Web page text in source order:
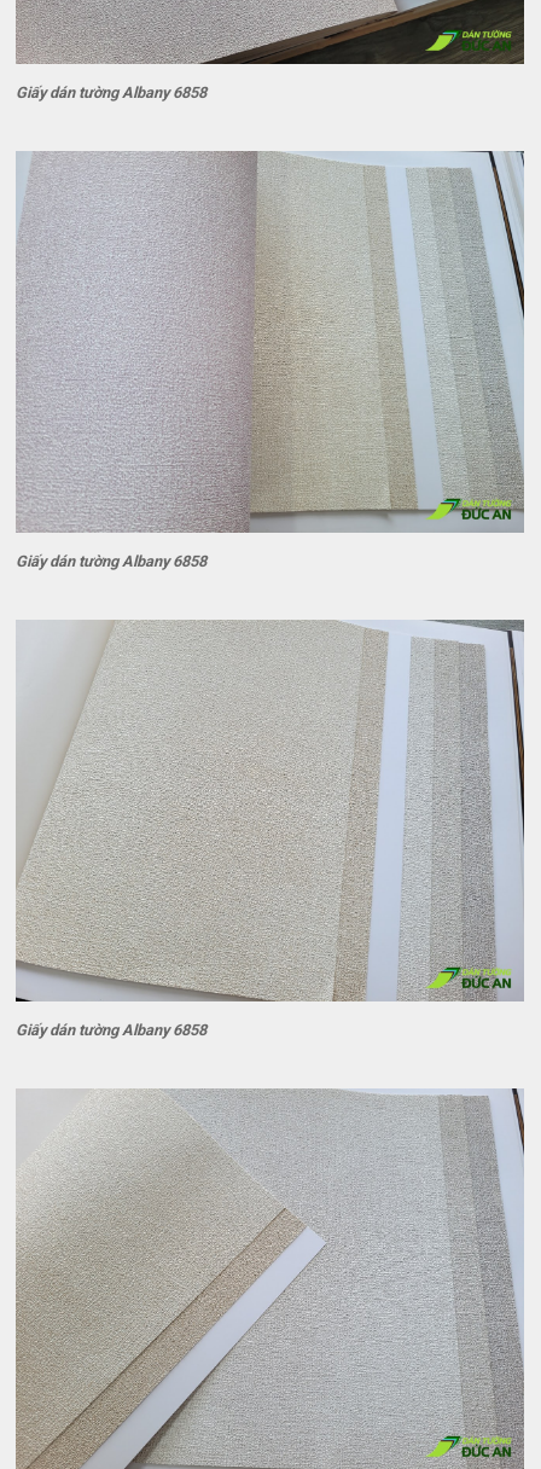
Giấy dán tường Albany 6858
Giấy dán tường Albany 6858
Giấy dán tường Albany 6858